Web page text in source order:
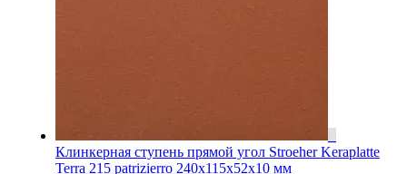
Клинкерная ступень прямой угол Stroeher Keraplatte
Terra 215 patrizierro 240х115х52х10 мм